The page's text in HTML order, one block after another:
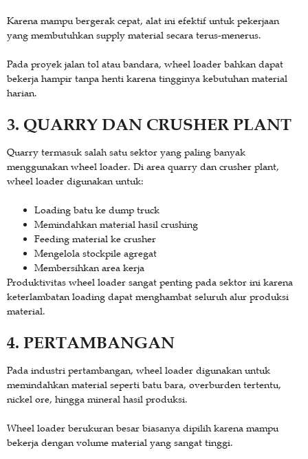
Karena mampu bergerak cepat, alat ini efektif untuk pekerjaan
yang membutuhkan supply material secara terus-menerus.
Pada proyek jalan tol atau bandara, wheel loader bahkan dapat
bekerja hampir tanpa henti karena tingginya kebutuhan material
harian.
3. QUARRY DAN CRUSHER PLANT
Quarry termasuk salah satu sektor yang paling banyak
menggunakan wheel loader. Di area quarry dan crusher plant,
wheel loader digunakan untuk:
Loading batu ke dump truck
Memindahkan material hasil crushing
Feeding material ke crusher
Mengelola stockpile agregat
Membersihkan area kerja
Produktivitas wheel loader sangat penting pada sektor ini karena
keterlambatan loading dapat menghambat seluruh alur produksi
material.
4. PERTAMBANGAN
Pada industri pertambangan, wheel loader digunakan untuk
memindahkan material seperti batu bara, overburden tertentu,
nickel ore, hingga mineral hasil produksi.
Wheel loader berukuran besar biasanya dipilih karena mampu
bekerja dengan volume material yang sangat tinggi.